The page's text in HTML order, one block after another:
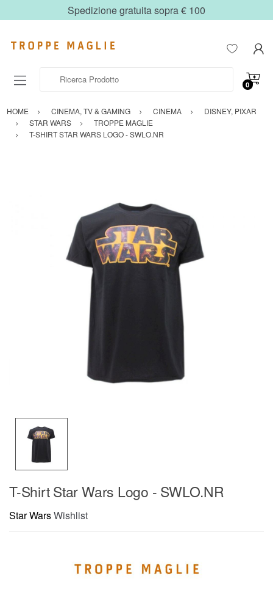
Spedizione gratuita sopra € 100
0
HOME CINEMA, TV & GAMING CINEMA
DISNEY, PIXAR
STAR WARS
TROPPE MAGLIE
T-SHIRT STAR WARS LOGO - SWLO.NR
T-Shirt Star Wars Logo - SWLO.NR
Star WarsWishlist